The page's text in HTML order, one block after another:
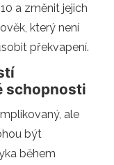
a změnit jejich
který není
překvapení.
schopnosti
ale
být
během